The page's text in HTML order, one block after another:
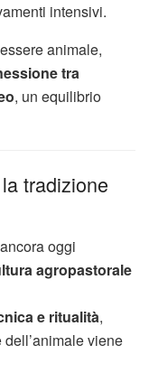
intensivi.
animale,
tra
, un equilibrio
tradizione
oggi
agropastorale
e ritualità,
viene